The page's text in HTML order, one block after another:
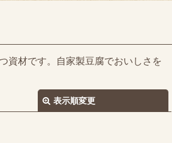
資材です。自家製豆腐でおいしさを
表示順変更